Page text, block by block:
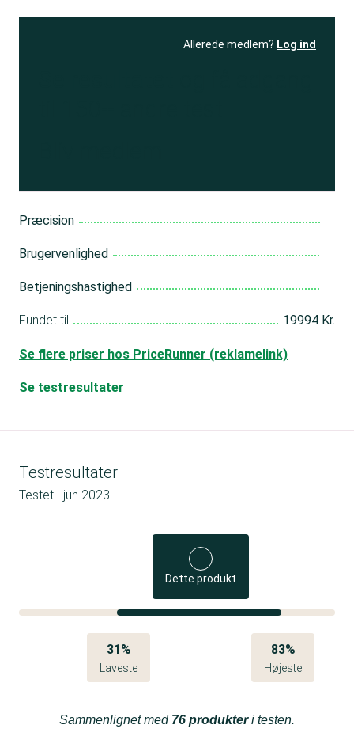
Allerede medlem? Log ind
Præcision
Brugervenlighed
Betjeningshastighed
Fundet til 19994 Kr.
Se flere priser hos PriceRunner (reklamelink)
Se testresultater
Testresultater
Testet i jun 2023
Dette produkt
31%
Laveste
83%
Højeste
Sammenlignet med 76 produkteri testen.